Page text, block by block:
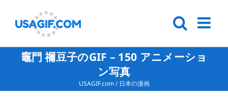
竈門 禰豆子のGIF – 150 アニメーショ
ン写真
USAGIF.com/ 日本の漫画